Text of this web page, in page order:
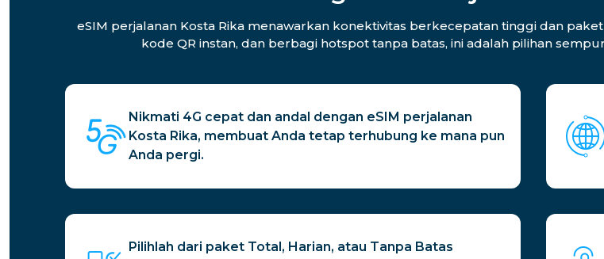
eSIM perjalanan Kosta Rika menawarkan konektivitas berkecepatan tinggi dan
kode QR instan, dan berbagi hotspot tanpa batas, ini adalah pilihan
Nikmati 4G cepat dan andal dengan eSIM perjalanan
Kosta Rika, membuat Anda tetap terhubung ke mana pun
Anda pergi.
Pilihlah dari paket Total, Harian, atau Tanpa Batas